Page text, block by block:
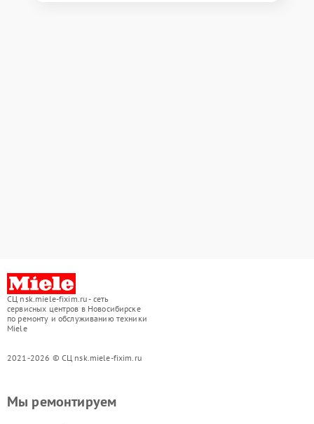
СЦ nsk.miele-fixim.ru - сеть
сервисных центров в Новосибирске
по ремонту и обслуживанию техники
Miele
2021-2026 © СЦ nsk.miele-fixim.ru
Мы ремонтируем